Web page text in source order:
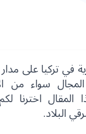
في تركيا على
سواء من
اخترنا